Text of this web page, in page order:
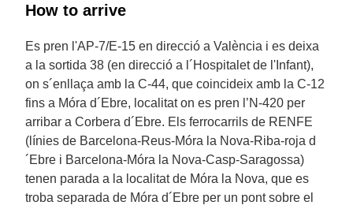
How to arrive
Es pren l'AP-7/E-15 en direcció a València i es deixa
a la sortida 38 (en direcció a l´Hospitalet de l'Infant),
on s´enllaça amb la C-44, que coincideix amb la C-12
fins a Móra d´Ebre, localitat on es pren l’N-420 per
arribar a Corbera d´Ebre. Els ferrocarrils de RENFE
(línies de Barcelona-Reus-Móra la Nova-Riba-roja d
´Ebre i Barcelona-Móra la Nova-Casp-Saragossa)
tenen parada a la localitat de Móra la Nova, que es
troba separada de Móra d´Ebre per un pont sobre el